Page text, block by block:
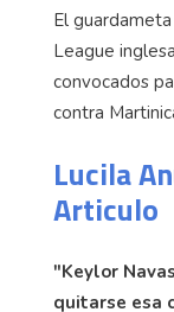
El
League
convocados
contra
Lucila
Articulo
"Keylor
quitarse esa